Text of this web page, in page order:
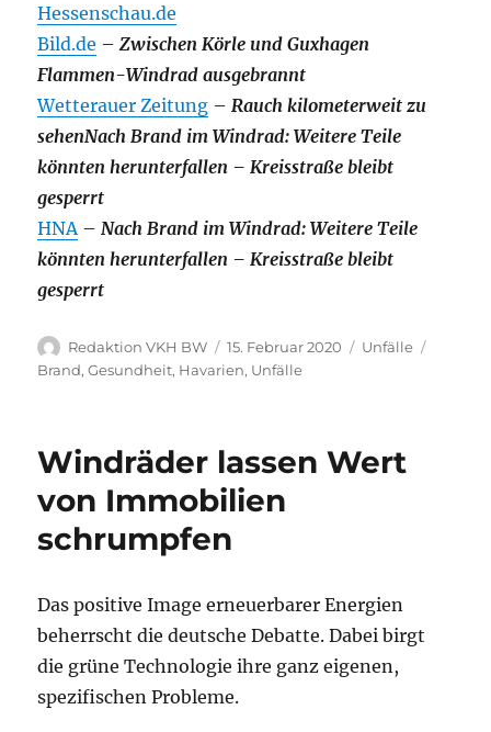
Hessenschau.de
Bild.de –Zwischen Körle und Guxhagen
Flammen-Windrad ausgebrannt
Wetterauer Zeitung – Rauch kilometerweit zu
sehenNach Brand im Windrad: Weitere Teile
könnten herunterfallen – Kreisstraße bleibt
gesperrt
HNA – Nach Brand im Windrad: Weitere Teile
könnten herunterfallen – Kreisstraße bleibt
gesperrt
Autor
Redaktion VKH BW
Veröffentlicht
am
15. Februar 2020 Kategorien
Unfälle
Brand,Gesundheit, Havarien, Unfälle
Windräder lassen Wert
von Immobilien
schrumpfen
Das positive Image erneuerbarer Energien
beherrscht die deutsche Debatte. Dabei birgt
die grüne Technologie ihre ganz eigenen,
spezifischen Probleme.